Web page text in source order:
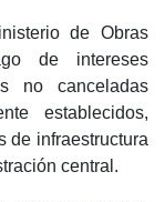
de Obras
de intereses
no canceladas
establecidos,
de infraestructura
central.